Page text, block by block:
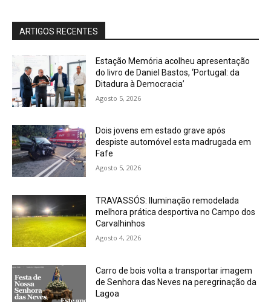
ARTIGOS RECENTES
Estação Memória acolheu apresentação
do livro de Daniel Bastos, ‘Portugal: da
Ditadura à Democracia’
Agosto 5, 2026
Dois jovens em estado grave após
despiste automóvel esta madrugada em
Fafe
Agosto 5, 2026
TRAVASSÓS: Iluminação remodelada
melhora prática desportiva no Campo dos
Carvalhinhos
Agosto 4, 2026
Carro de bois volta a transportar imagem
de Senhora das Neves na peregrinação da
Lagoa